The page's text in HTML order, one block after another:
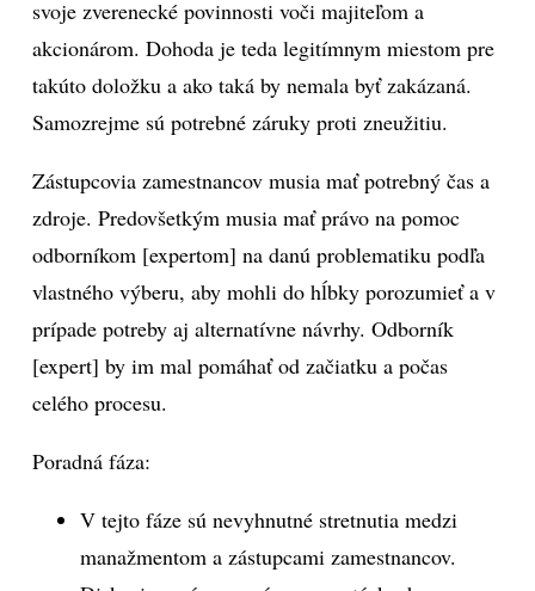
svoje zverenecké povinnosti voči majiteľom a
akcionárom. Dohoda je teda legitímnym miestom pre
takúto doložku a ako taká by nemala byť zakázaná.
Samozrejme sú potrebné záruky proti zneužitiu.
Zástupcovia zamestnancov musia mať potrebný čas a
zdroje. Predovšetkým musia mať právo na pomoc
odborníkom [expertom] na danú problematiku podľa
vlastného výberu, aby mohli do hĺbky porozumieť a v
prípade potreby aj alternatívne návrhy. Odborník
[expert] by im mal pomáhať od začiatku a počas
celého procesu.
Poradná fáza:
V tejto fáze sú nevyhnutné stretnutia medzi
manažmentom a zástupcami zamestnancov.